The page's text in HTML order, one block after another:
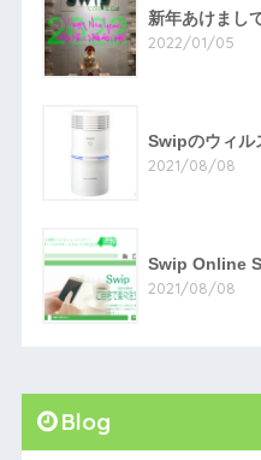
新年あけまし
2022/01/05
Swipのウィル
2021/08/08
Swip Online
2021/08/08
Blog